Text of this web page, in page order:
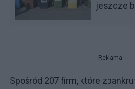
jeszcze
Reklama
Spośród 207 firm, które